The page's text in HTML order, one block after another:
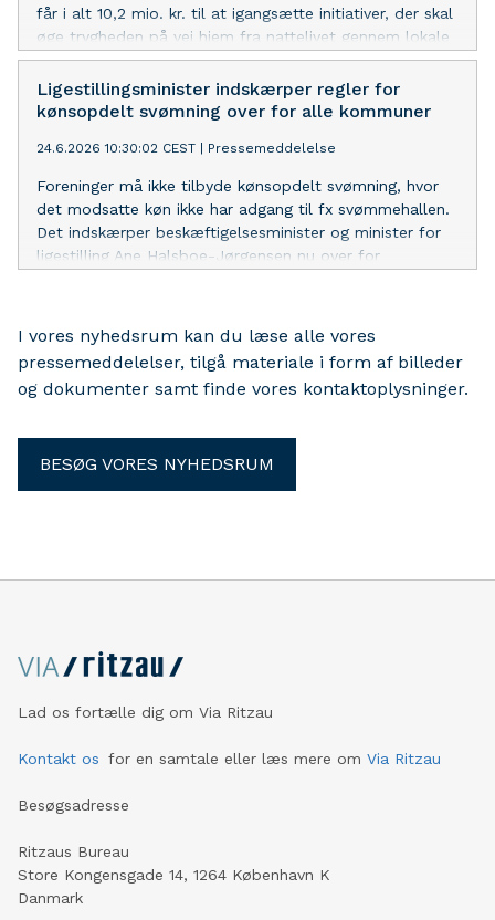
får i alt 10,2 mio. kr. til at igangsætte initiativer, der skal
øge trygheden på vej hjem fra nattelivet gennem lokale
løsninger.
Ligestillingsminister indskærper regler for
kønsopdelt svømning over for alle kommuner
24.6.2026 10:30:02 CEST Pressemeddelelse
Foreninger må ikke tilbyde kønsopdelt svømning, hvor
det modsatte køn ikke har adgang til fx svømmehallen.
Det indskærper beskæftigelsesminister og minister for
ligestilling Ane Halsboe-Jørgensen nu over for
I vores nyhedsrum kan du læse alle vores
pressemeddelelser, tilgå materiale i form af billeder
og dokumenter samt finde vores kontaktoplysninger.
BESØG VORES NYHEDSRUM
Lad os fortælle dig om Via Ritzau
Kontakt os for en samtale eller læs mere om Via Ritzau
Besøgsadresse
Ritzaus Bureau
Store Kongensgade 14, 1264 København K
Danmark